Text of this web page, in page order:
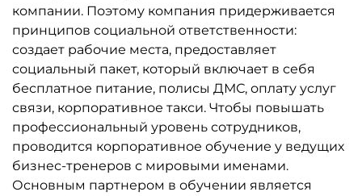
компании. Поэтому компания придерживается
принципов социальной ответственности:
создает рабочие места, предоставляет
социальный пакет, который включает в себя
бесплатное питание, полисы ДМС, оплату услуг
связи, корпоративное такси. Чтобы повышать
профессиональный уровень сотрудников,
проводится корпоративное обучение у ведущих
бизнес-тренеров с мировыми именами.
Основным партнером в обучении является